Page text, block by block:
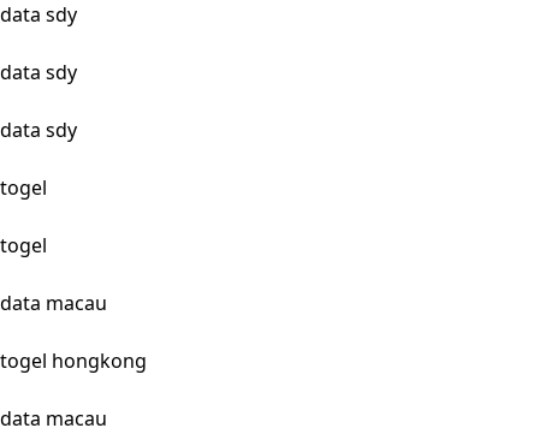
data sdy
data sdy
data sdy
togel
togel
data macau
togel hongkong
data macau